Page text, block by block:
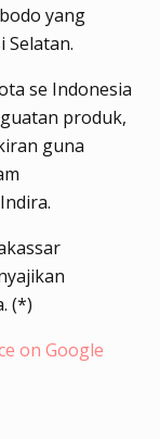
yang
Selatan.
se Indonesia
produk,
guna
(*)
on Google